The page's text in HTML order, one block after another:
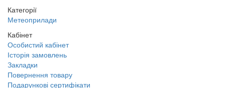
Категорії
Метеоприлади
Кабінет
Особистий кабінет
Історія замовлень
Закладки
Повернення товару
Подарункові сертифікати